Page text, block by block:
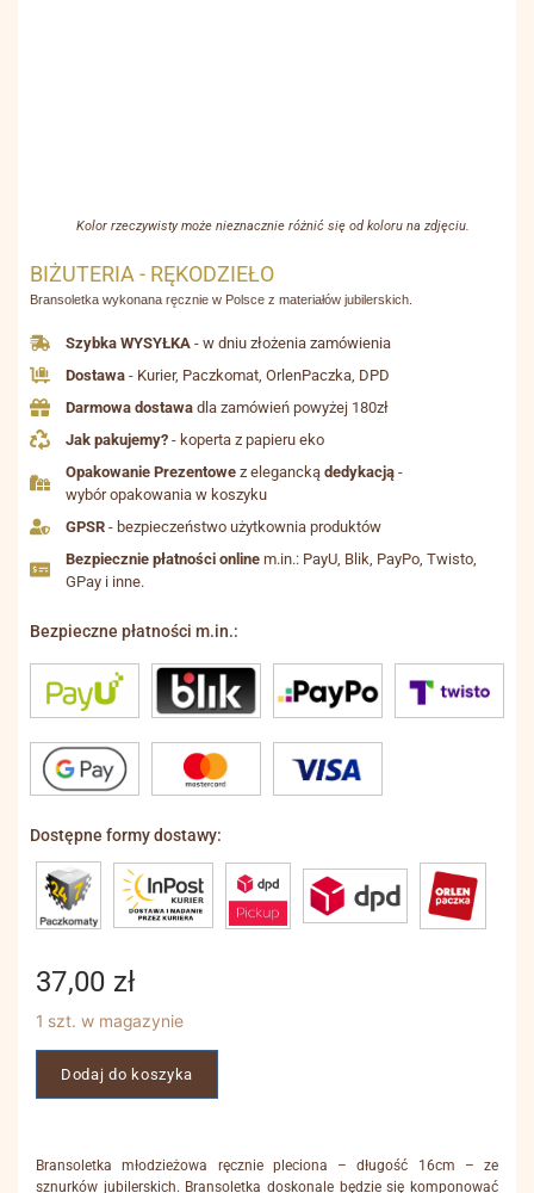
Kolor rzeczywisty może nieznacznie różnić się od koloru na zdjęciu.
BIŻUTERIA - RĘKODZIEŁO
Bransoletka wykonana ręcznie w Polsce z materiałów jubilerskich.
Szybka WYSYŁKA - w dniu złożenia zamówienia
Dostawa - Kurier, Paczkomat, OrlenPaczka, DPD
Darmowa dostawa dla zamówień powyżej 180zł
Jak pakujemy? - koperta z papieru eko
Opakowanie Prezentowe z eleganckądedykacją -
wybór opakowania w koszyku
GPSR - bezpieczeństwo użytkownia produktów
Bezpiecznie płatności online m.in.: PayU, Blik, PayPo, Twisto,
GPay i inne.
Bezpieczne płatności m.in.:
Dostępne formy dostawy:
37,00 zł
1 szt. w magazynie
Dodaj do koszyka
Bransoletka młodzieżowa ręcznie pleciona – długość 16cm – ze
sznurków jubilerskich. Bransoletka doskonale będzie się komponować